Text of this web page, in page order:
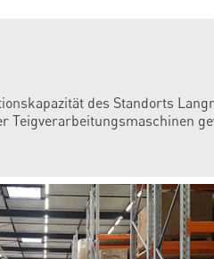
des Standorts
Teigverarbeitungsmaschinen